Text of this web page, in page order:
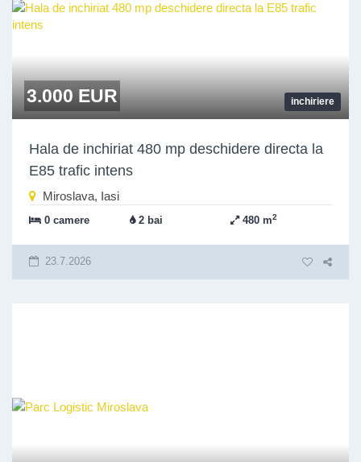
inchiriere
3.000 EUR
Hala de inchiriat 480 mp deschidere directa la
E85 trafic intens
Miroslava, Iasi
0 camere 2 bai 480 m2
23.7.2026